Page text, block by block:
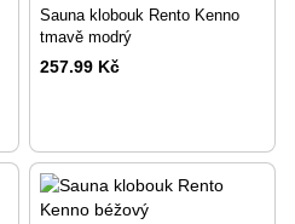
Sauna klobouk Rento Kenno
tmavě modrý
257.99 Kč